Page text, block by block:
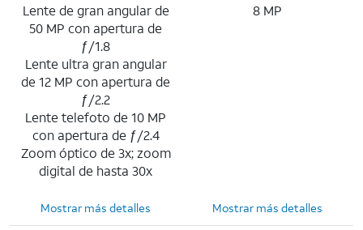
Lente de gran angular de
50 MP con apertura de
ƒ/1.8
Lente ultra gran angular
de 12 MP con apertura de
ƒ/2.2
Lente telefoto de 10 MP
con apertura de ƒ/2.4
Zoom óptico de 3x; zoom
digital de hasta 30x
8 MP
Mostrar más detalles Mostrar más detalles